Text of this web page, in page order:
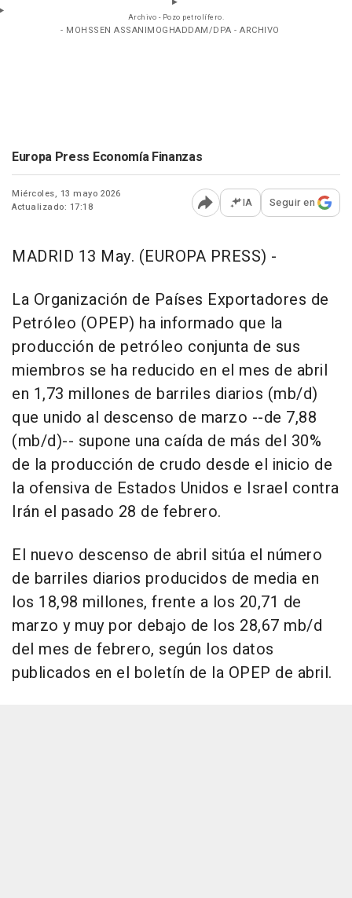
Archivo - Pozo petrolífero.
- MOHSSEN ASSANIMOGHADDAM/DPA - ARCHIVO
Europa Press Economía Finanzas
Miércoles, 13 mayo 2026
Actualizado: 17:18
Abrir opciones para
IA Seguir en
MADRID 13 May. (EUROPA PRESS) -
La Organización de Países Exportadores de
Petróleo (OPEP) ha informado que la
producción de petróleo conjunta de sus
miembros se ha reducido en el mes de abril
en 1,73 millones de barriles diarios (mb/d)
que unido al descenso de marzo --de 7,88
(mb/d)-- supone una caída de más del 30%
de la producción de crudo desde el inicio de
la ofensiva de Estados Unidos e Israel contra
Irán el pasado 28 de febrero.
El nuevo descenso de abril sitúa el número
de barriles diarios producidos de media en
los 18,98 millones, frente a los 20,71 de
marzo y muy por debajo de los 28,67 mb/d
del mes de febrero, según los datos
publicados en el boletín de la OPEP de abril.